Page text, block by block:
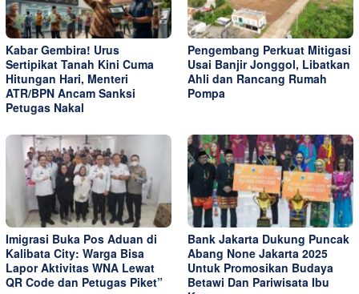
Kabar Gembira! Urus
Sertipikat Tanah Kini Cuma
Hitungan Hari, Menteri
ATR/BPN Ancam Sanksi
Petugas Nakal
Pengembang Perkuat Mitigasi
Usai Banjir Jonggol, Libatkan
Ahli dan Rancang Rumah
Pompa
Imigrasi Buka Pos Aduan di
Kalibata City: Warga Bisa
Lapor Aktivitas WNA Lewat
QR Code dan Petugas Piket”
Bank Jakarta Dukung Puncak
Abang None Jakarta 2025
Untuk Promosikan Budaya
Betawi Dan Pariwisata Ibu